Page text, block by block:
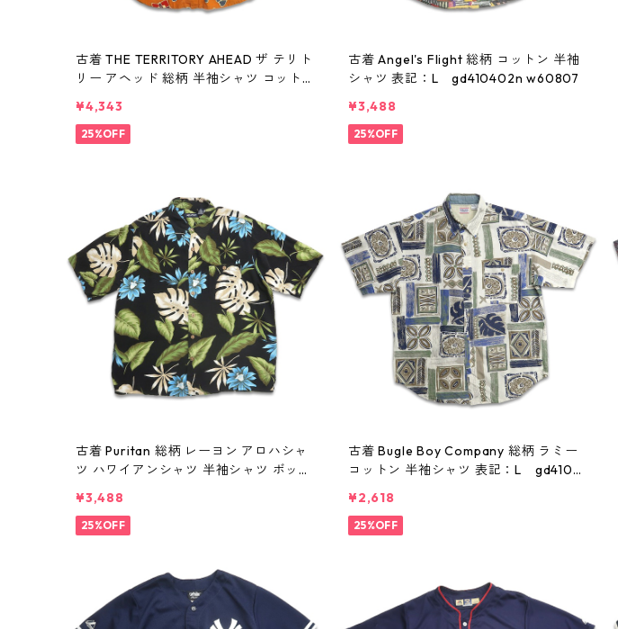
古着 THE TERRITORY AHEAD ザ テリト
リー アヘッド 総柄 半袖シャツ コットン
¥4,343
25%OFF
古着 Angel's Flight 総柄 コットン 半袖
シャツ 表記：L gd410402n w60807
¥3,488
25%OFF
古着 Puritan 総柄 レーヨン アロハシャ
ツ ハワイアンシャツ 半袖シャツ ボック
7
¥3,488
25%OFF
古着 Bugle Boy Company 総柄 ラミー
コットン 半袖シャツ 表記：L gd4103
¥2,618
25%OFF